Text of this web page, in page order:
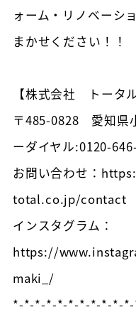
ォーム・リノベーシ
まかせください！！
【株式会社 トータ
〒485-0828 愛知
ーダイヤル:0120-
お問い合わせ：
total.co.jp/contact
インスタグラム：
https://
maki_/
*-*-*-*-*-*-*-*-*-*-